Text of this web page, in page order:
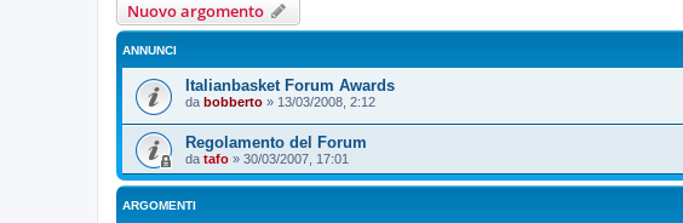
Nuovo argomento
ANNUNCI
Italianbasket Forum Awards
da bobberto » 13/03/2008, 2:12
Regolamento del Forum
da tafo » 30/03/2007, 17:01
ARGOMENTI